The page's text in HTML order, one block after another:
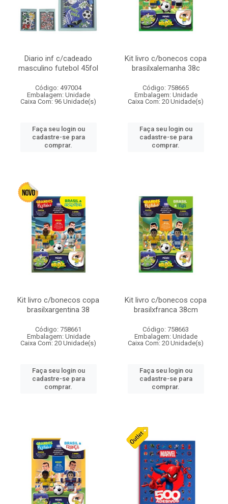
Diario inf c/cadeado
masculino futebol 45fol
Código: 497004
Embalagem: Unidade
Caixa Com: 96 Unidade(s)
Faça seu login ou
cadastre-se para
comprar.
Kit livro c/bonecos copa
brasilxalemanha 38c
Código: 758665
Embalagem: Unidade
Caixa Com: 20 Unidade(s)
Faça seu login ou
cadastre-se para
comprar.
Kit livro c/bonecos copa
brasilxargentina 38
Código: 758661
Embalagem: Unidade
Caixa Com: 20 Unidade(s)
Faça seu login ou
cadastre-se para
comprar.
Kit livro c/bonecos copa
brasilxfranca 38cm
Código: 758663
Embalagem: Unidade
Caixa Com: 20 Unidade(s)
Faça seu login ou
cadastre-se para
comprar.